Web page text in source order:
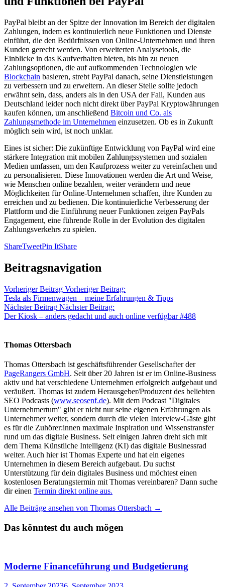
PayPal bleibt an der Spitze der Innovation im Bereich der digitalen
Zahlungen, indem es kontinuierlich neue Funktionen und Dienste
einführt, die den Bedürfnissen von Online-Unternehmen und ihren
Kunden gerecht werden. Von erweiterten Analysetools, die
Einblicke in das Kaufverhalten bieten, bis hin zu neuen
Zahlungsoptionen, die auf aufkommenden Technologien wie
Blockchain basieren, strebt PayPal danach, seine Dienstleistungen
zu verbessern und zu erweitern. An dieser Stelle sollte jedoch
erwähnt sein, dass, anders als in den USA der Fall, Kunden aus
Deutschland leider noch nicht direkt über PayPal Kryptowährungen
kaufen können, um anschließend Bitcoin und Co. als
Zahlungsmethode im Unternehmen einzusetzen. Ob es in Zukunft
möglich sein wird, ist noch unklar.
Eines ist sicher: Die zukünftige Entwicklung von PayPal wird eine
stärkere Integration mit mobilen Zahlungssystemen und sozialen
Medien umfassen, um den Kaufprozess weiter zu vereinfachen und
zu personalisieren. Diese Innovationen werden die Art und Weise,
wie Menschen online bezahlen, weiter verändern und neue
Möglichkeiten für Online-Unternehmen schaffen, ihre Kunden zu
erreichen und zu bedienen. Die kontinuierliche Verbesserung der
Plattform und die Einführung neuer Funktionen zeigen PayPals
Engagement, eine führende Rolle in der Evolution des digitalen
Zahlungsverkehrs zu spielen.
ShareTweetPin ItShare
Beitragsnavigation
Vorheriger Beitrag Vorheriger Beitrag:
Tesla als Firmenwagen – meine Erfahrungen & Tipps
Nächster Beitrag Nächster Beitrag:
Der Kiosk – anders gedacht und auch online verfügbar #488
Thomas Ottersbach
Thomas Ottersbach ist geschäftsführender Gesellschafter der
PageRangers GmbH. Seit über 20 Jahren ist er im Online-Business
aktiv und hat verschiedene Unternehmen erfolgreich aufgebaut und
veräußert. Thomas ist zudem Herausgeber/Produzent des beliebten
SEO Podcasts (www.seosenf.de). Mit dem Podcast "Digitales
Unternehmertum" gibt er nicht nur seine eigenen Erfahrungen als
Unternehmer weiter, sondern durch die vielen Interview-Gäste gibt
es für die Zuhörer:innen maximale Inspiration und Wissenstransfer
rund um das digitale Business. Seit einigen Jahren dreht sich mit
dem Thema Künstliche Intelligenz (KI) das digitale Businessrad
weiter. Auch hier ist Thomas Experte und hat ein eigenes
Unternehmen in diesem Bereich aufgebaut. Du suchst
Unterstützung für dein digitales Business und möchtest einen
kostenlosen Beratungstermin mit Thomas vereinbaren? Dann suche
dir einen Termin direkt online aus.
Alle Beiträge ansehen von Thomas Ottersbach →
Das könntest du auch mögen
Moderne Financeführung und Budgetierung